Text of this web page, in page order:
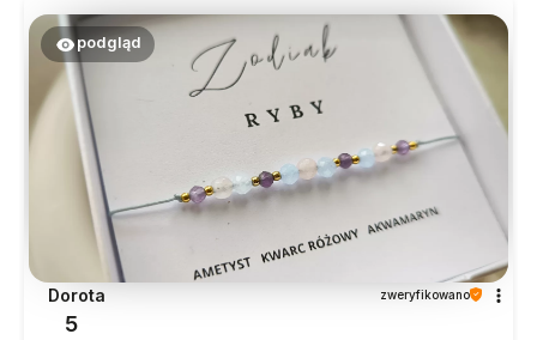
podgląd
Dorota zweryfikowano
5